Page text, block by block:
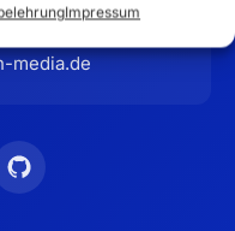
Impressum
792
media.de